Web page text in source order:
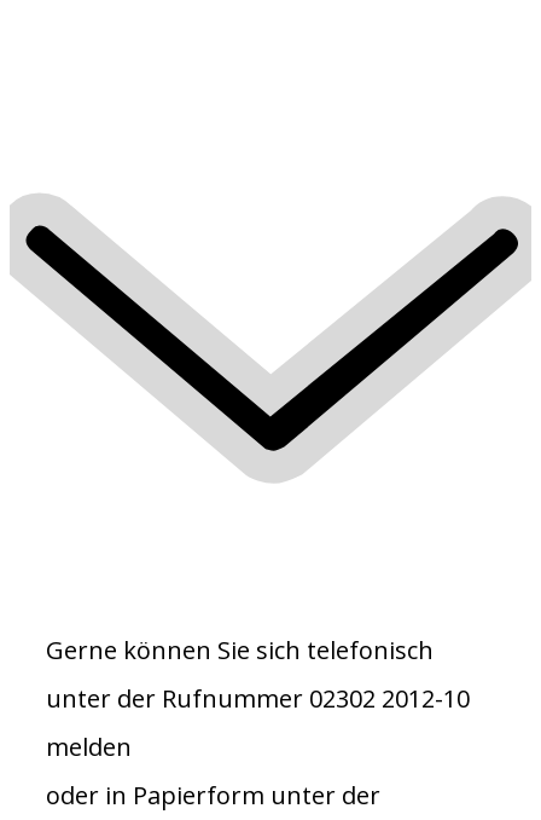
Gerne können Sie sich telefonisch
unter der Rufnummer 02302 2012-10
melden
oder in Papierform unter der